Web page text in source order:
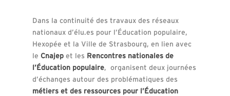
Dans la continuité des travaux des réseaux
nationaux d’élu.es pour l’Éducation populaire,
Hexopée et la Ville de Strasbourg, en lien avec
le Cnajepet les Rencontres nationales de
l’Éducation populaire, organisent deux journées
d’échanges autour des problématiques des
métiers et des ressources pour l’Éducation